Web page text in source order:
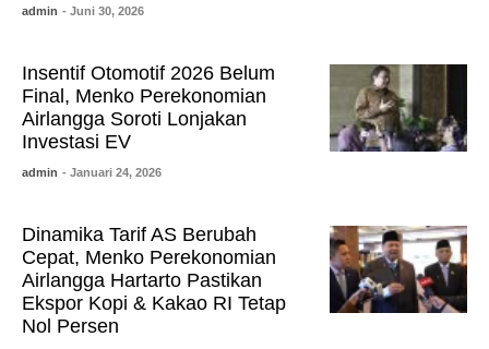
admin - Juni 30, 2026
Insentif Otomotif 2026 Belum
Final, Menko Perekonomian
Airlangga Soroti Lonjakan
Investasi EV
admin - Januari 24, 2026
Dinamika Tarif AS Berubah
Cepat, Menko Perekonomian
Airlangga Hartarto Pastikan
Ekspor Kopi & Kakao RI Tetap
Nol Persen